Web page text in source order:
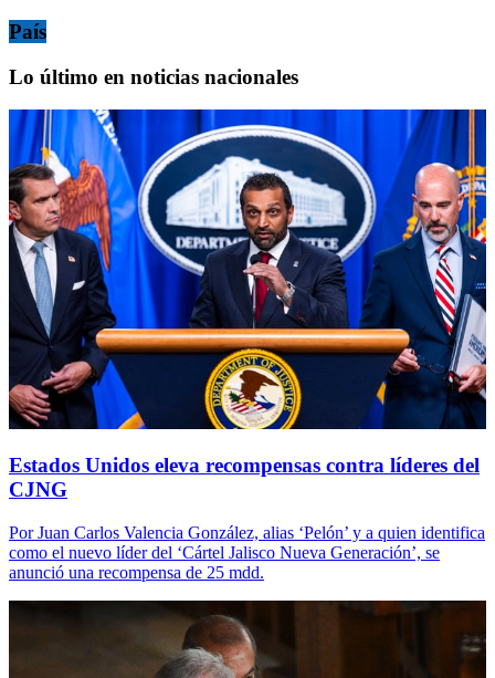
País
Lo último en noticias nacionales
Estados Unidos eleva recompensas contra líderes del
CJNG
Por Juan Carlos Valencia González, alias ‘Pelón’ y a quien identifica
como el nuevo líder del ‘Cártel Jalisco Nueva Generación’, se
anunció una recompensa de 25 mdd.